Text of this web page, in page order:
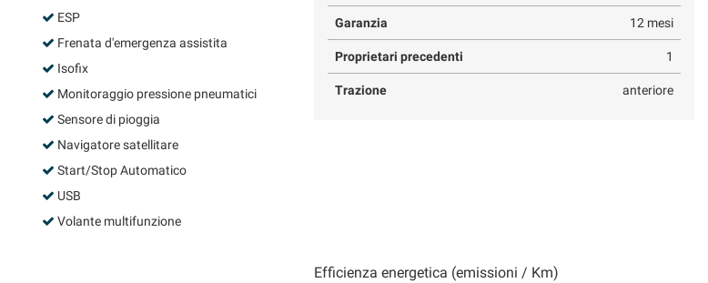
ESP
Frenata d'emergenza assistita
Isofix
Monitoraggio pressione pneumatici
Sensore di pioggia
Navigatore satellitare
Start/Stop Automatico
USB
Volante multifunzione
Garanzia 12 mesi
Proprietari precedenti 1
Trazione anteriore
Efficienza energetica (emissioni / Km)